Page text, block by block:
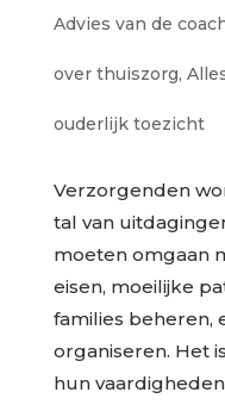
Advies van de
over thuiszorg,
ouderlijk toezicht
Verzorgenden
tal van
moeten omgaan
eisen, moeilijke
families beheren,
organiseren. Het
hun